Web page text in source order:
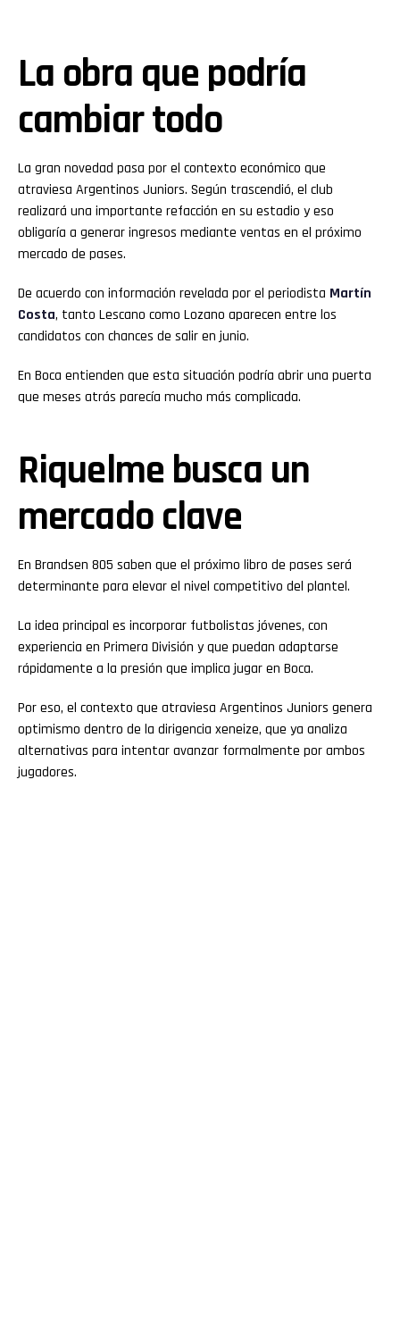
La obra que podría
cambiar todo
La gran novedad pasa por el contexto económico que
atraviesa Argentinos Juniors. Según trascendió, el club
realizará una importante refacción en su estadio y eso
obligaría a generar ingresos mediante ventas en el próximo
mercado de pases.
De acuerdo con información revelada por el periodista Martín
Costa, tanto Lescano como Lozano aparecen entre los
candidatos con chances de salir en junio.
En Boca entienden que esta situación podría abrir una puerta
que meses atrás parecía mucho más complicada.
Riquelme busca un
mercado clave
En Brandsen 805 saben que el próximo libro de pases será
determinante para elevar el nivel competitivo del plantel.
La idea principal es incorporar futbolistas jóvenes, con
experiencia en Primera División y que puedan adaptarse
rápidamente a la presión que implica jugar en Boca.
Por eso, el contexto que atraviesa Argentinos Juniors genera
optimismo dentro de la dirigencia xeneize, que ya analiza
alternativas para intentar avanzar formalmente por ambos
jugadores.